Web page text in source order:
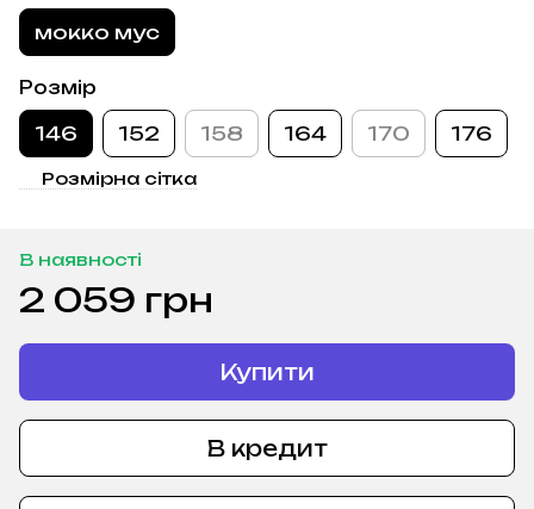
мокко мус
Розмір
146 152 158 164 170 176
Розмірна сітка
В наявності
2 059 грн
Купити
В кредит